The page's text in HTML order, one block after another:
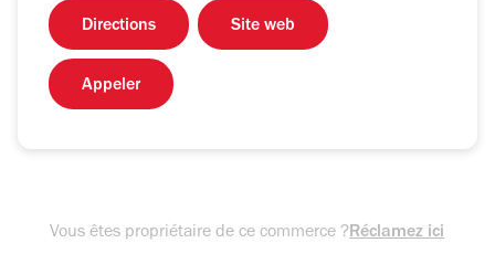
Directions Site web
Appeler
Vous êtes propriétaire de ce commerce ?Réclamez ici